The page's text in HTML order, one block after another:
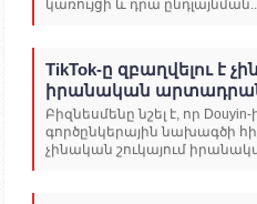
կառույցի և դրա
TikTok-ը զբաղվելու է
իրանական
Բիզնեսմենը նշել է, որ
գործընկերային նախագծի
չինական շուկայում